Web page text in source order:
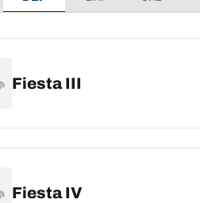
Fiesta III
Fiesta IV